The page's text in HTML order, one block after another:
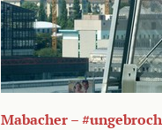
Mabacher –